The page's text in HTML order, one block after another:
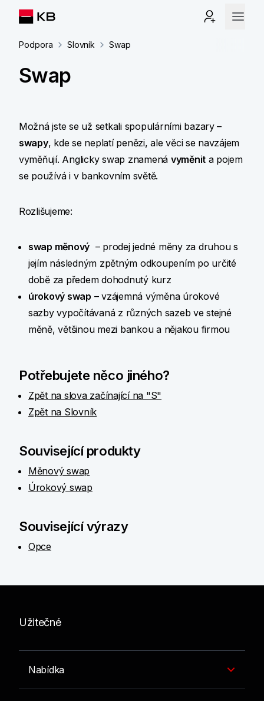
Podpora Slovník Swap
Swap
Možná jste se už setkali spopulárními bazary –
swapy, kde se neplatí penězi, ale věci se navzájem
vyměňují. Anglicky swap znamená vyměnit a pojem
se používá i v bankovním světě.
Rozlišujeme:
swap měnový – prodej jedné měny za druhou s
jejím následným zpětným odkoupením po určité
době za předem dohodnutý kurz
úrokový swap – vzájemná výměna úrokové
sazby vypočítávaná z různých sazeb ve stejné
měně, většinou mezi bankou a nějakou firmou
Potřebujete něco jiného?
Zpět na slova začínající na "S"
Zpět na Slovník
Související produkty
Měnový swap
Úrokový swap
Související výrazy
Opce
Užitečné
Nabídka